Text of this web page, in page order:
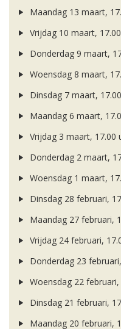
Maandag 13 maart,
Vrijdag 10 maart,
Donderdag 9 maart,
Woensdag 8 maart,
Dinsdag 7 maart,
Maandag 6 maart,
Vrijdag 3 maart, 17.00
Donderdag 2 maart,
Woensdag 1 maart,
Dinsdag 28 februari,
Maandag 27 februari,
Vrijdag 24 februari,
Donderdag 23
Woensdag 22
Dinsdag 21 februari,
Maandag 20 februari,